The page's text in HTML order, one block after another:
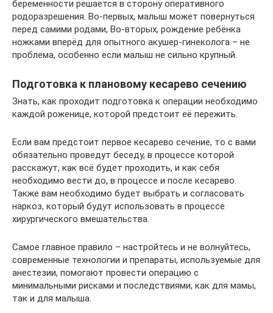
беременности решается в сторону оперативного
родоразрешения. Во-первых, малыш может повернуться
перед самими родами, Во-вторых, рождение ребёнка
ножками вперёд для опытного акушер-гинеколога – не
проблема, особенно если малыш не сильно крупный.
Подготовка к плановому кесарево сечению
Знать, как проходит подготовка к операции необходимо
каждой роженице, которой предстоит её пережить.
Если вам предстоит первое кесарево сечение, то с вами
обязательно проведут беседу, в процессе которой
расскажут, как всё будет проходить, и как себя
необходимо вести до, в процессе и после кесарево.
Также вам необходимо будет выбрать и согласовать
наркоз, который будут использовать в процессе
хирургического вмешательства.
Самое главное правило – настройтесь и не волнуйтесь,
современные технологии и препараты, используемые для
анестезии, помогают провести операцию с
минимальными рисками и последствиями, как для мамы,
так и для малыша.